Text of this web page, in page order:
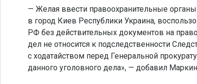
— Желая ввести правоохранительные
в город Киев Республики Украина,
РФ без действительных документов на
дел не относится к подследственности
с ходатайством перед Генеральной
данного уголовного дела», — добавил